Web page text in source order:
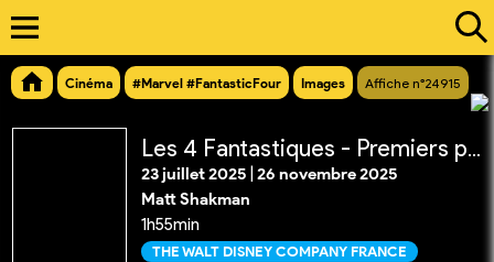
Cinéma #Marvel #FantasticFour Images Affiche n°24915
Les 4 Fantastiques - Premiers pas
23 juillet 2025 26 novembre 2025
Matt Shakman
1h55min
THE WALT DISNEY COMPANY FRANCE